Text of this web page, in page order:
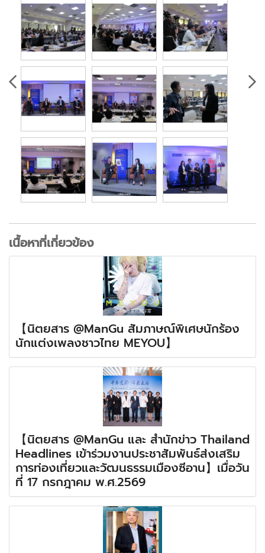
เนื้อหาที่เกี่ยวข้อง
【นิตยสาร @ManGu สัมภาษณ์พิเศษนักร้อง
นักแต่งเพลงชาวไทย MEYOU】
【นิตยสาร @ManGu และ สำนักข่าว Thailand
Headlines เข้าร่วมงานประชาสัมพันธ์ส่งเสริม
การท่องเที่ยวและวัฒนธรรมเมืองซีอาน】เมื่อวัน
ที่ 17 กรกฎาคม พ.ศ.2569